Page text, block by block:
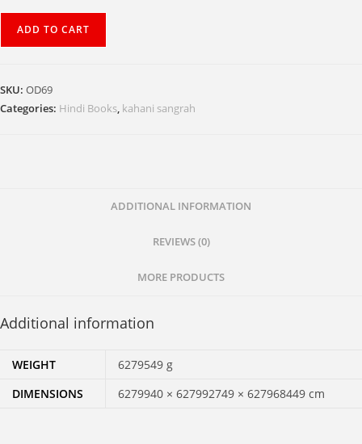
के
ADD TO CART
SKU: OD69
Categories: Hindi Books, kahani sangrah
ADDITIONAL INFORMATION
REVIEWS (0)
MORE PRODUCTS
Additional information
WEIGHT
6279549 g
DIMENSIONS
6279940 × 627992749 × 627968449 cm